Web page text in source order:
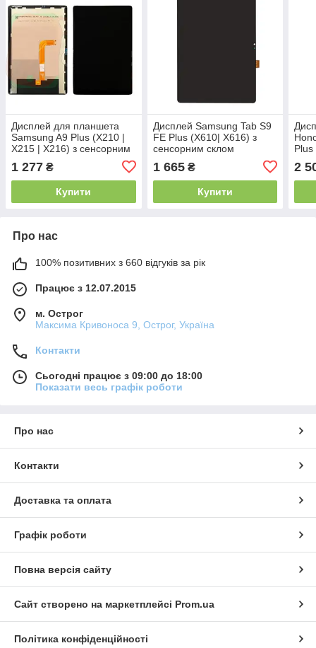
Дисплей для планшета
Samsung A9 Plus (X210 |
X215 | X216) з сенсорним
склом (Чорний) Оригінал
Китай
1 277 ₴
Купити
Дисплей Samsung Tab S9
FE Plus (X610| X616) з
сенсорним склом
1 665₴
Купити
Plus
2
Про нас
100% позитивних з 660 відгуків за рік
Працює з 12.07.2015
м. Острог
Максима Кривоноса 9, Острог, Україна
Контакти
Сьогодні працює з 09:00 до 18:00
Показати весь графік роботи
Про нас
Контакти
Доставка та оплата
Графік роботи
Повна версія сайту
Сайт створено на маркетплейсі Prom.ua
Політика конфіденційності